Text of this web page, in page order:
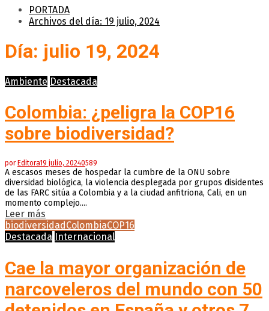
PORTADA
Archivos del día: 19 julio, 2024
Día: julio 19, 2024
Ambiente Destacada
Colombia: ¿peligra la COP16
sobre biodiversidad?
por Editora19 julio, 20240589
A escasos meses de hospedar la cumbre de la ONU sobre
diversidad biológica, la violencia desplegada por grupos disidentes
de las FARC sitúa a Colombia y a la ciudad anfitriona, Cali, en un
momento complejo....
Leer más
biodiversidad ColombiaCOP16
Destacada Internacional
Cae la mayor organización de
narcoveleros del mundo con 50